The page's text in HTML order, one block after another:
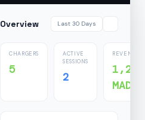
Overview Last 30 Days
CHARGERS
5
ACTIVE
SESSIONS
2
REVENUE
1,240
MAD